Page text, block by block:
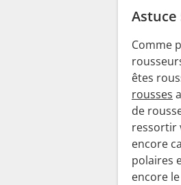
Comme
êtes
rousses
de
ressortir
encore
polaires
encore